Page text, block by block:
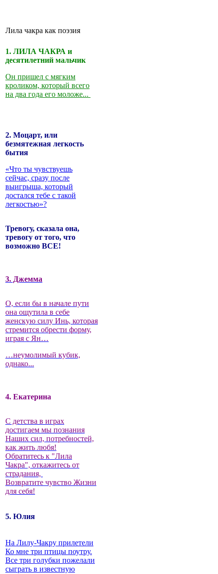
Лила чакра как поэзия
1. ЛИЛА ЧАКРА и
десятилетний мальчик
Он пришел с мягким
кроликом, который всего
на два года его моложе...
2. Моцарт, или
безмятежная легкость
бытия
«Что ты чувствуешь
сейчас, сразу после
выигрыша, который
достался тебе с такой
легкостью»?
Тревогу, сказала она,
тревогу от того, что
возможно ВСЕ!
3. Джемма
О, если бы в начале пути
она ощутила в себе
женскую силу Инь, которая
стремится обрести форму,
играя с Ян…
…неумолимый кубик,
однако...
4. Екатерина
С детства в играх
достигаем мы познания
Наших сил, потребностей,
как жить любя!
Обратитесь к "Лила
Чакра", откажитесь от
страдания,
Возвратите чувство Жизни
для себя!
5. Юлия
На Лилу-Чакру прилетели
Ко мне три птицы поутру.
Все три голубки пожелали
сыграть в известную